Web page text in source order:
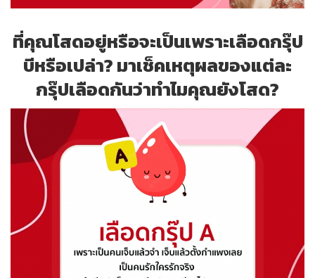
ที่คุณโสดอยู่หรือจะเป็นเพราะเลือดกรุ๊ป
บีหรือเปล่า? มาเช็คเหตุผลของแต่ละ
กรุ๊ปเลือดกันว่าทำไมคุณยังโสด?